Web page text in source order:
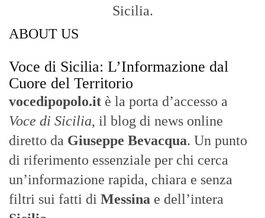
Sicilia.
ABOUT US
Voce di Sicilia: L’Informazione dal
Cuore del Territorio
vocedipopolo.it è la porta d’accesso a
Voce di Sicilia, il blog di news online
diretto da Giuseppe Bevacqua. Un punto
di riferimento essenziale per chi cerca
un’informazione rapida, chiara e senza
filtri sui fatti di Messina e dell’intera